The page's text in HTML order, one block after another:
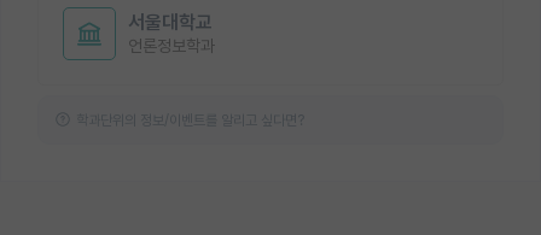
서울대학교
언론정보학과
학과단위의 정보/이벤트를 알리고 싶다면?